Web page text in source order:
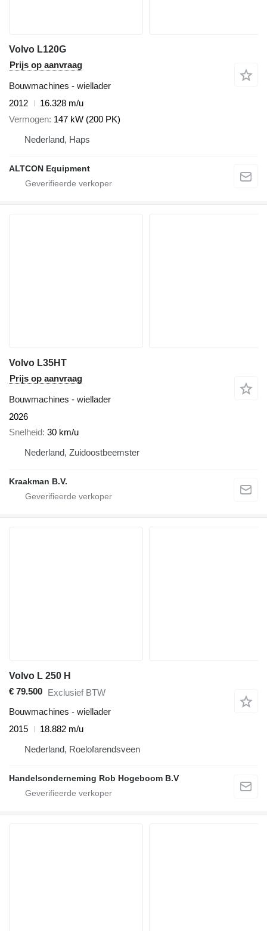
Volvo L120G
Prijs op aanvraag
Bouwmachines - wiellader
2012
16.328 m/u
Vermogen 147 kW (200 PK)
Nederland, Haps
ALTCON Equipment
Volvo L35HT
Prijs op aanvraag
Bouwmachines - wiellader
2026
Snelheid 30 km/u
Nederland, Zuidoostbeemster
Kraakman B.V.
Volvo L 250 H
€ 79.500 Exclusief BTW
Bouwmachines - wiellader
2015
18.882 m/u
Nederland, Roelofarendsveen
Handelsonderneming Rob Hogeboom B.V